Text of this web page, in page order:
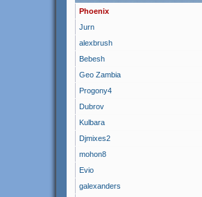
Phoenix
Jurn
alexbrush
Bebesh
Geo Zambia
Progony4
Dubrov
Kulbara
Djmixes2
mohon8
Evio
galexanders